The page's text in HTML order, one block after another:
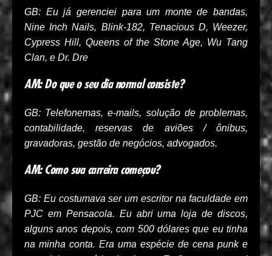
GB: Eu já gerenciei para um monte de bandas,
Nine Inch Nails, Blink-182, Tenacious D, Weezer,
Cypress Hill, Queens of the Stone Age, Wu Tang
Clan, e Dr. Dre
AM: Do que o seu dia normal consiste?
GB: Telefonemas, e-mails, solução de problemas,
contabilidade, reservas de aviões / ônibus,
gravadoras, gestão de negócios, advogados.
AM: Como sua carreira começou?
GB: Eu costumava ser um escritor na faculdade em
PJC em Pensacola. Eu abri uma loja de discos,
alguns anos depois, com 500 dólares que eu tinha
na minha conta. Era uma espécie de cena punk e